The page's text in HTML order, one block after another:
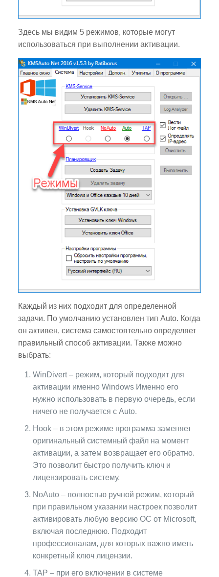
Здесь мы видим 5 режимов, которые могут
использоваться при выполнении активации.
Каждый из них подходит для определенной
задачи. По умолчанию установлен тип Auto. Когда
он активен, система самостоятельно определяет
правильный способ активации. Также можно
выбрать:
WinDivert – режим, который подходит для
активации именно Windows Именно его
нужно использовать в первую очередь, если
ничего не получается с Auto.
Hook – в этом режиме программа заменяет
оригинальный системный файл на момент
активации, а затем возвращает его обратно.
Это позволит быстро получить ключ и
лицензировать систему.
NoAuto – полностью ручной режим, который
при правильном указании настроек позволит
активировать любую версию ОС от Microsoft,
включая последнюю. Подходит
профессионалам, для которых важно иметь
конкретный ключ лицензии.
TAP – при его включении в системе